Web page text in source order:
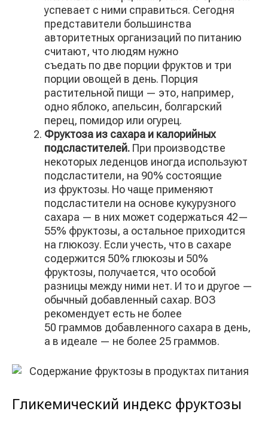
успевает с ними справиться. Сегодня
представители большинства
авторитетных организаций по питанию
считают, что людям нужно
съедать по две порции фруктов и три
порции овощей в день. Порция
растительной пищи — это, например,
одно яблоко, апельсин, болгарский
перец, помидор или огурец.
Фруктоза из сахара и калорийных
подсластителей. При производстве
некоторых леденцов иногда используют
подсластители, на 90% состоящие
из фруктозы. Но чаще применяют
подсластители на основе кукурузного
сахара — в них может содержаться 42—
55% фруктозы, а остальное приходится
на глюкозу. Если учесть, что в сахаре
содержится 50% глюкозы и 50%
фруктозы, получается, что особой
разницы между ними нет. И то и другое —
обычный добавленный сахар. ВОЗ
рекомендует есть не более
50 граммов добавленного сахара в день,
а в идеале — не более 25 граммов.
Гликемический индекс фруктозы